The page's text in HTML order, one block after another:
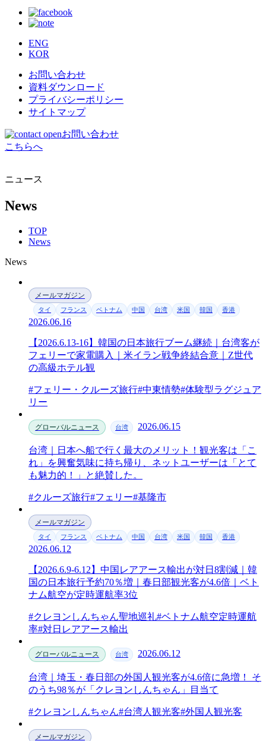
ENG
KOR
お問い合わせ
資料ダウンロード
プライバシーポリシー
サイトマップ
お問い合わせ
こちらへ
ニュース
News
TOP
News
News
メールマガジン
タイ フランス ベトナム 中国 台湾 米国 韓国 香港
2026.06.16
【2026.6.13-16】韓国の日本旅行ブーム継続｜台湾客が
フェリーで家電購入｜米イラン戦争終結合意｜Z世代
の高級ホテル観
#フェリー・クルーズ旅行#中東情勢#体験型ラグジュア
リー
グローバルニュース 台湾 2026.06.15
台湾｜日本へ船で行く最大のメリット！観光客は「こ
れ」を興奮気味に持ち帰り、ネットユーザーは「とて
も魅力的！」と絶賛した。
#クルーズ旅行#フェリー#基隆市
メールマガジン
タイ フランス ベトナム 中国 台湾 米国 韓国 香港
2026.06.12
【2026.6.9-6.12】中国レアアース輸出が対日8割減｜韓
国の日本旅行予約70％増｜春日部観光客が4.6倍｜ベト
ナム航空が定時運航率3位
#クレヨンしんちゃん聖地巡礼#ベトナム航空定時運航
率#対日レアアース輸出
グローバルニュース 台湾 2026.06.12
台湾｜埼玉・春日部の外国人観光客が4.6倍に急増！ そ
のうち98％が「クレヨンしんちゃん」目当て
#クレヨンしんちゃん#台湾人観光客#外国人観光客
メールマガジン